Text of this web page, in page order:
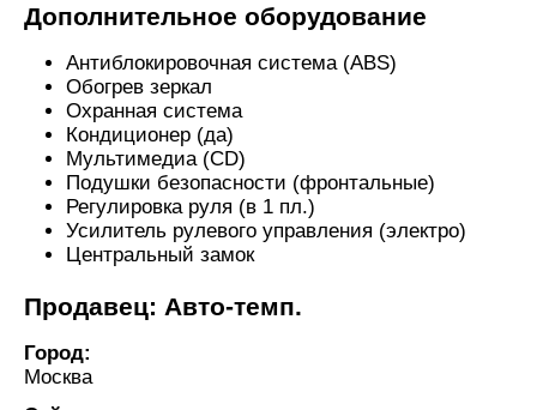
Дополнительное оборудование
Антиблокировочная система (ABS)
Обогрев зеркал
Охранная система
Кондиционер (да)
Мультимедиа (CD)
Подушки безопасности (фронтальные)
Регулировка руля (в 1 пл.)
Усилитель рулевого управления (электро)
Центральный замок
Продавец: Авто-темп.
Город:
Москва